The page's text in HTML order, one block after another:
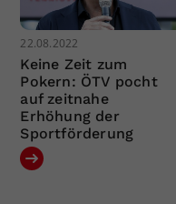
22.08.2022
Keine Zeit zum
Pokern: ÖTV pocht
auf zeitnahe
Erhöhung der
Sportförderung